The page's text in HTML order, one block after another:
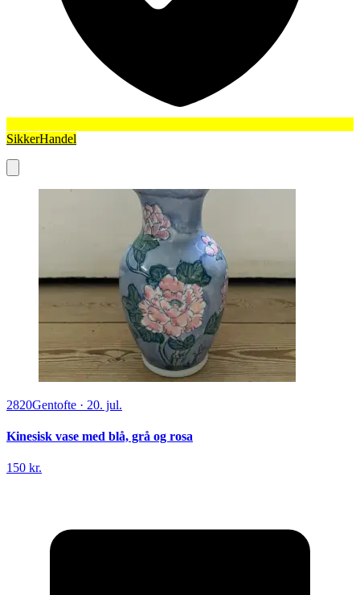
SikkerHandel
2820Gentofte · 20. jul.
Kinesisk vase med blå, grå og rosa
150 kr.